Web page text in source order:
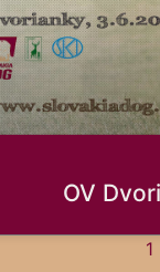
OV
1